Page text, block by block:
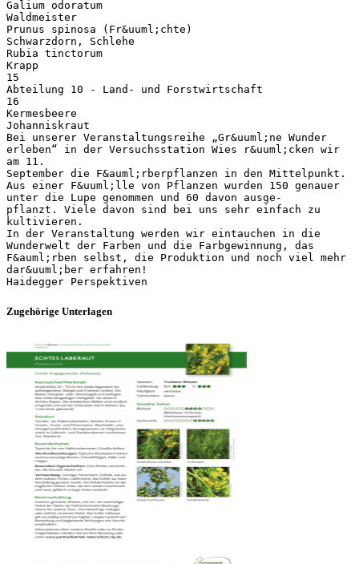
Galium odoratum
Waldmeister
Prunus spinosa (Fr&uuml;chte)
Schwarzdorn, Schlehe
Rubia tinctorum
Krapp
15
Abteilung 10 - Land- und Forstwirtschaft
16
Kermesbeere
Johanniskraut
Bei unserer Veranstaltungsreihe „Gr&uuml;ne Wunder
erleben“ in der Versuchsstation Wies r&uuml;cken wir
am 11.
September die F&auml;rberpflanzen in den Mittelpunkt.
Aus einer F&uuml;lle von Pflanzen wurden 150 genauer
unter die Lupe genommen und 60 davon ausge-
pflanzt. Viele davon sind bei uns sehr einfach zu
kultivieren.
In der Veranstaltung werden wir eintauchen in die
Wunderwelt der Farben und die Farbgewinnung, das
F&auml;rben selbst, die Produktion und noch viel mehr
dar&uuml;ber erfahren!
Zugehörige Unterlagen